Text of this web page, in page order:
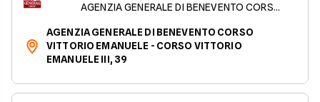
AGENZIA GENERALE DI BENEVENTO CORSO VITTORIO EMANUELE
AGENZIA GENERALE DI BENEVENTO CORSO
VITTORIO EMANUELE - CORSO VITTORIO
EMANUELE III, 39